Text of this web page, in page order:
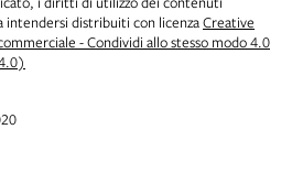
intendersi distribuiti con licenzaCreative
- Condividi allo stesso modo 4.0